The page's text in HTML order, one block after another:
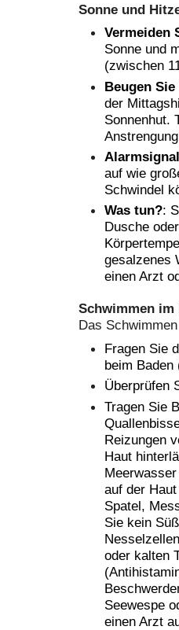
Sonne und
Vermeiden
Sonne und
(zwischen
Beugen
der
Sonnenhut.
auf wie
Schwindel
Was tun?:
Dusche
gesalzenes
einen Arzt
Schwimmen im
Das
Fragen Sie
beim Baden
Überprüfen
Tragen Sie
Reizungen
Haut
auf der
Spatel,
Sie kein
oder kalten
Seewespe
einen Arzt